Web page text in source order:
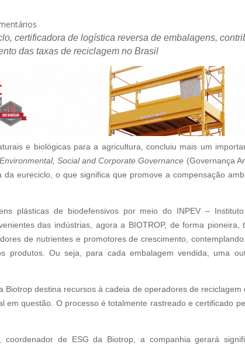
certificadora de logística reversa de embalagens,
das taxas de reciclagem no Brasil
e biológicas para a agricultura, concluiu mais um
Environmental, Social and Corporate Governance (Governança
eureciclo, o que significa que promove a compensação
plásticas de biodefensivos por meio do INPEV –
das indústrias, agora a BIOTROP, de forma pioneira,
de nutrientes e promotores de crescimento,
produtos. Ou seja, para cada embalagem vendida, uma
Biotrop destina recursos à cadeia de operadores de reciclagem
em questão. O processo é totalmente rastreado e certificado
coordenador de ESG da Biotrop, a companhia gerará